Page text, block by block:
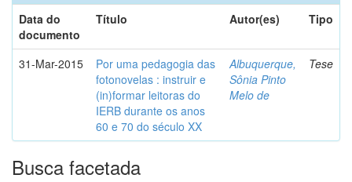
Data do
documento
Título Autor(es) Tipo
31-Mar-2015
Por uma pedagogia das
fotonovelas : instruir e
(in)formar leitoras do
IERB durante os anos
60 e 70 do século XX
Albuquerque,
Sônia Pinto
Melo de
Tese
Busca facetada